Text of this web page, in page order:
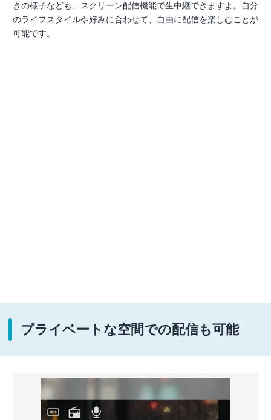
きの様子なども、スクリーン配信機能で生中継できますよ。自分
のライフスタイルや好みに合わせて、自由に配信を楽しむことが
可能です。
プライベートな空間での配信も可能